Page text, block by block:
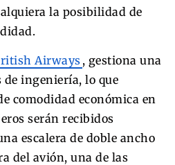
la posibilidad de
Airways , gestiona una
de ingeniería, lo que
comodidad económica en
serán recibidos
escalera de doble ancho
del avión, una de las